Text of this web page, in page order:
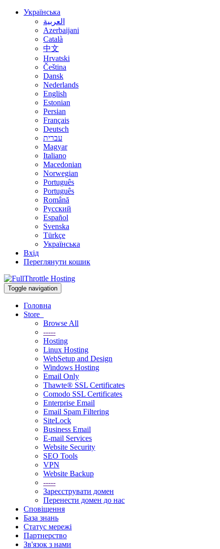
Українська
العربية
Azerbaijani
Català
中文
Hrvatski
Čeština
Dansk
Nederlands
English
Estonian
Persian
Français
Deutsch
עברית
Magyar
Italiano
Macedonian
Norwegian
Português
Português
Română
Русский
Español
Svenska
Türkçe
Українська
Вхід
Переглянути кошик
Toggle navigation
Головна
Store
Browse All
-----
Hosting
Linux Hosting
WebSetup and Design
Windows Hosting
Email Only
Thawte® SSL Certificates
Comodo SSL Certificates
Enterprise Email
Email Spam Filtering
SiteLock
Business Email
E-mail Services
Website Security
SEO Tools
VPN
Website Backup
-----
Зареєструвати домен
Перенести домен до нас
Сповіщення
База знань
Статус мережі
Партнерство
Зв'язок з нами